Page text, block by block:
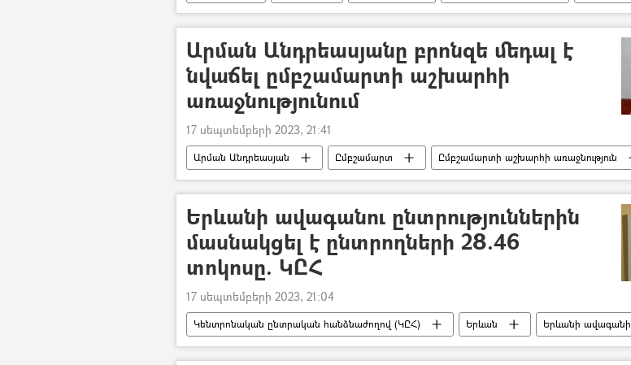
Երևանի ավագանու ընտրություններ
Արման Անդրեասյանը բրոնզե մեդալ է
նվաճել ըմբշամարտի աշխարհի
առաջնությունում
17 սեպտեմբերի 2023, 21:41
Արման Անդրեասյան Ըմբշամարտ
Ըմբշամարտի աշխարհի առաջնություն
մեդալ
Երևանի ավագանու ընտրություններին
մասնակցել է ընտրողների 28.46
տոկոսը. ԿԸՀ
17 սեպտեմբերի 2023, 21:04
Կենտրոնական ընտրական հանձնաժողով (ԿԸՀ) Երևան
Երևանի ավագանի
ՏԻՄ ընտրություններ
Ընտրություններ